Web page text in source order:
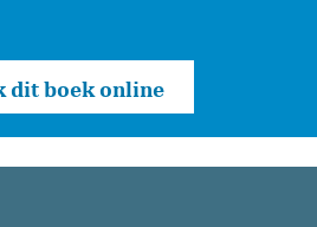
dit boek online